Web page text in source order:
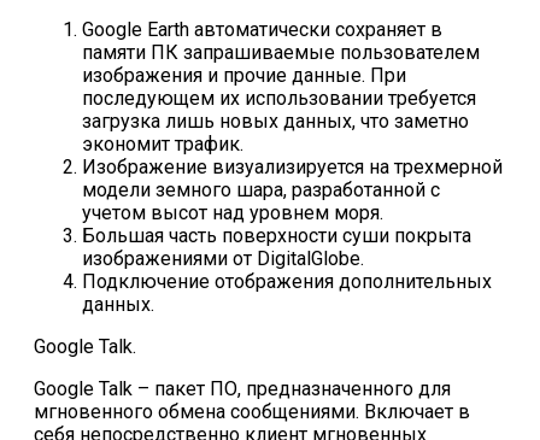
Google Earth автоматически сохраняет в
памяти ПК запрашиваемые пользователем
изображения и прочие данные. При
последующем их использовании требуется
загрузка лишь новых данных, что заметно
экономит трафик.
Изображение визуализируется на трехмерной
модели земного шара, разработанной с
учетом высот над уровнем моря.
Большая часть поверхности суши покрыта
изображениями от DigitalGlobe.
Подключение отображения дополнительных
данных.
Google Talk.
Google Talk – пакет ПО, предназначенного для
мгновенного обмена сообщениями. Включает в
себя непосредственно клиент мгновенных